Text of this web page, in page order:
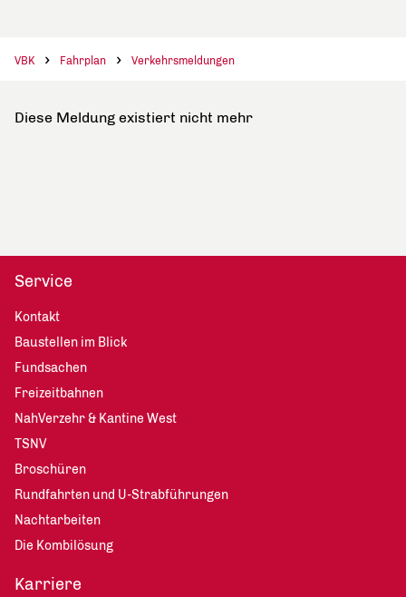
VBK Fahrplan Verkehrsmeldungen
Diese Meldung existiert nicht mehr
Service
Kontakt
Baustellen im Blick
Fundsachen
Freizeitbahnen
NahVerzehr & Kantine West
TSNV
Broschüren
Rundfahrten und U-Strabführungen
Nachtarbeiten
Die Kombilösung
Karriere